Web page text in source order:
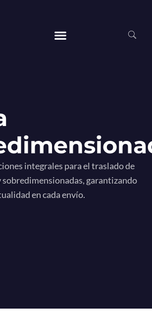
integrales para el traslado de
sobredimensionadas, garantizando
en cada envío.